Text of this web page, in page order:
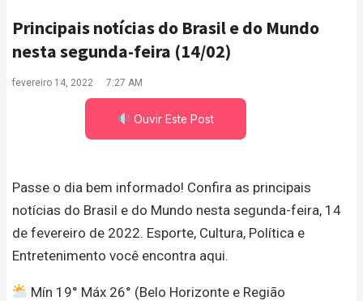
Principais notícias do Brasil e do Mundo
nesta segunda-feira (14/02)
fevereiro 14, 2022 7:27 AM
Ouvir Este Post
Passe o dia bem informado! Confira as principais
notícias do Brasil e do Mundo nesta segunda-feira, 14
de fevereiro de 2022. Esporte, Cultura, Política e
Entretenimento você encontra aqui.
Mín 19° Máx 26° (Belo Horizonte e Região